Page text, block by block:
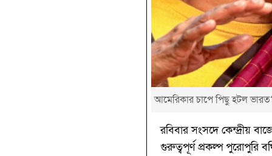
আমেরিকার চাপে পিছু হটল
রবিবার সংসদে কেন্দ্রীয়
গুরুত্বপূর্ণ প্রকল্প পুরোপুরি